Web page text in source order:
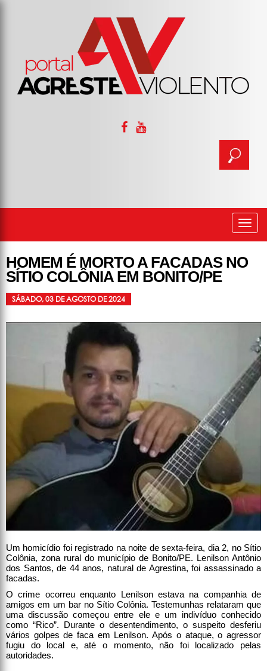
HOMEM É MORTO A FACADAS NO
SÍTIO COLÔNIA EM BONITO/PE
SÁBADO, 03 DE AGOSTO DE 2024
Um homicídio foi registrado na noite de sexta-feira, dia 2, no Sítio
Colônia, zona rural do município de Bonito/PE. Lenilson Antônio
dos Santos, de 44 anos, natural de Agrestina, foi assassinado a
facadas.
O crime ocorreu enquanto Lenilson estava na companhia de
amigos em um bar no Sítio Colônia. Testemunhas relataram que
uma discussão começou entre ele e um indivíduo conhecido
como “Rico”. Durante o desentendimento, o suspeito desferiu
vários golpes de faca em Lenilson. Após o ataque, o agressor
fugiu do local e, até o momento, não foi localizado pelas
autoridades.